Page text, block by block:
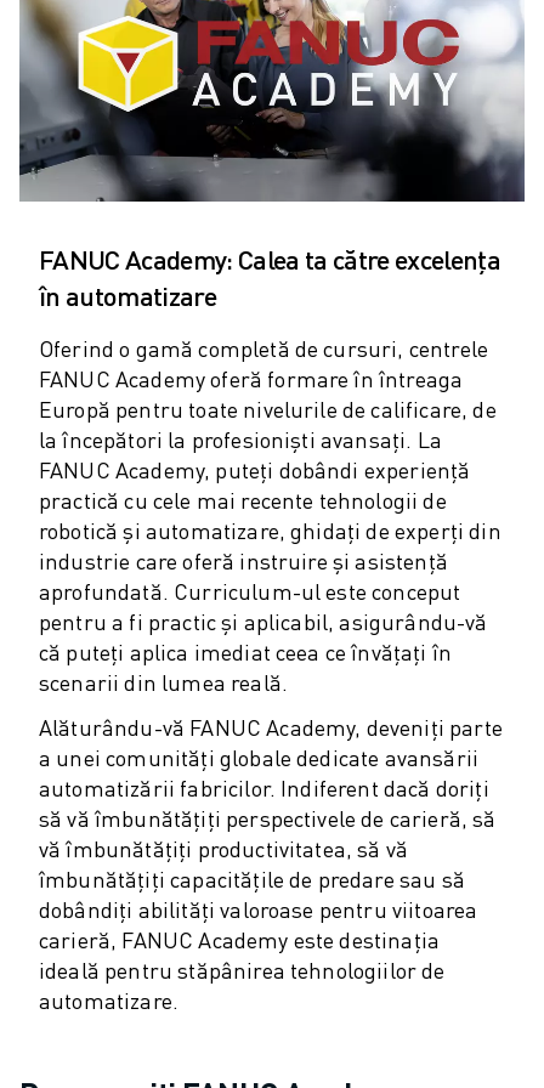
ELECTRONICĂ
ALIMENTE ȘI BĂUTURI
INDUSTRIE MEDICALĂ
MASE PLASTICE
DEPOZITARE, LOGISTICĂ, SERVICII POȘTALE
APLICAȚII
SUDARE CU ARC
ASAMBLARE
RECTIFICARE CNC
FREZARE CNC
STRUNJIRE CNC
FORARE ȘI TARODARE DE MARE VITEZĂ
INJECȚIE MASE PLASTICE
ASISTARE ROBOTIZATĂ
MANIPULAREA MATERIALELOR
VOPSIRE
PALETIZARE
SUDARE PRIN PUNCTE
INSPECȚIE VIDEO
TĂIEREA CU FIR EDM
STUDII DE CAZ
SERVICIU CLIENȚI
RELAȚII CLIENȚI
FANUC PLANS
SUPORT TEHNIC ȘI ÎNTREȚINERE
ASISTENȚĂ TEHNICĂ LA DISTANȚĂ
PIESE DE SCHIMB
REPARARE ȘI REFABRICARE
INSTRUMENTE DIGITAL SERVICE
MAGAZIN ONLINE
FANUC Academy: Calea ta către excelența
în automatizare
Oferind o gamă completă de cursuri, centrele
FANUC Academy oferă formare în întreaga
Europă pentru toate nivelurile de calificare, de
la începători la profesioniști avansați. La
FANUC Academy, puteți dobândi experiență
practică cu cele mai recente tehnologii de
robotică și automatizare, ghidați de experți din
industrie care oferă instruire și asistență
aprofundată. Curriculum-ul este conceput
pentru a fi practic și aplicabil, asigurându-vă
că puteți aplica imediat ceea ce învățați în
scenarii din lumea reală.
Alăturându-vă FANUC Academy, deveniți parte
a unei comunități globale dedicate avansării
automatizării fabricilor. Indiferent dacă doriți
să vă îmbunătățiți perspectivele de carieră, să
vă îmbunătățiți productivitatea, să vă
îmbunătățiți capacitățile de predare sau să
dobândiți abilități valoroase pentru viitoarea
carieră, FANUC Academy este destinația
ideală pentru stăpânirea tehnologiilor de
automatizare.